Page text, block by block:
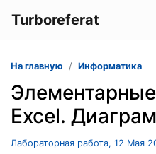
Turboreferat
На главную Информатика
Excel.
Лабораторная работа, 12 Мая